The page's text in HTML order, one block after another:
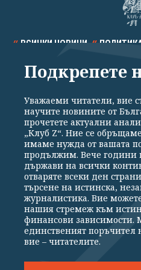
ВСИЧКИ НОВИНИ
СПОРТ КУЛТУРА
Общи условия
Реклама
Партньори
Екип
Издател на www.clubz.bg е „Клуб
Константинов" 3. Всички права
Препечатването на материали,
Подкрепете
Уважаеми читатели, вие
научите новините от
прочетете актуални
„Клуб Z“. Ние се
имаме нужда от вашата
продължим. Вече години
държави на всички
отваряте всеки ден
търсене на истинска,
журналистика. Вие
нашия стремеж към
финансови зависимости.
единственият поръчител
вие – читателите.